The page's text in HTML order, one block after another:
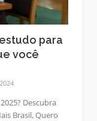
para
você
Descubra
Brasil, Quero